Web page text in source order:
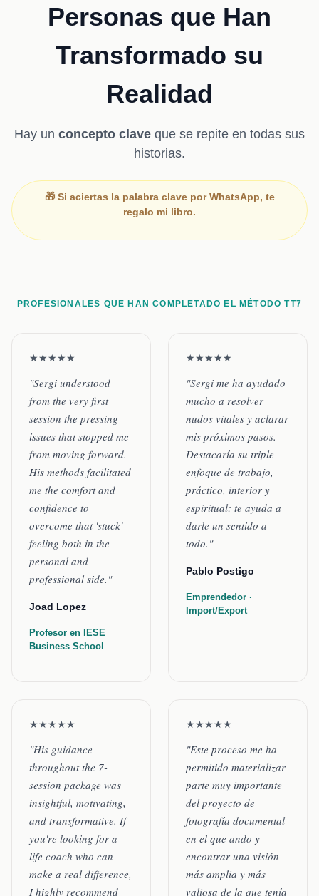
Personas que Han
Transformado su
Realidad
Hay un concepto clave que se repite en todas sus
historias.
🎁 Si aciertas la palabra clave por WhatsApp, te
regalo mi libro.
PROFESIONALES QUE HAN COMPLETADO EL MÉTODO TT7
★★★★★
"Sergi understood
from the very first
session the pressing
issues that stopped me
from moving forward.
His methods facilitated
me the comfort and
confidence to
overcome that 'stuck'
feeling both in the
personal and
professional side."
Joad Lopez
Profesor en IESE
Business School
★★★★★
"Sergi me ha ayudado
mucho a resolver
nudos vitales y aclarar
mis próximos pasos.
Destacaría su triple
enfoque de trabajo,
práctico, interior y
espiritual: te ayuda a
darle un sentido a
todo."
Pablo Postigo
Emprendedor ·
Import/Export
★★★★★
"His guidance
throughout the 7-
session package was
insightful, motivating,
and transformative. If
you're looking for a
life coach who can
make a real difference,
I highly recommend
★★★★★
"Este proceso me ha
permitido materializar
parte muy importante
del proyecto de
fotografía documental
en el que ando y
encontrar una visión
más amplia y más
valiosa de la que tenía